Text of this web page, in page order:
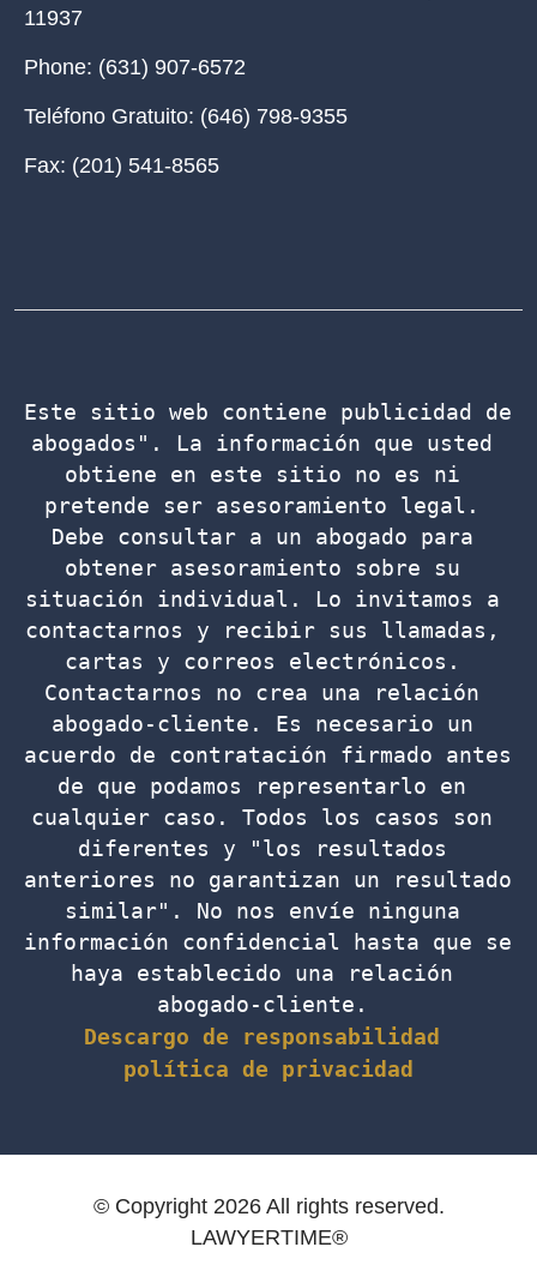
11937
Phone: (631) 907-6572
Teléfono Gratuito: (646) 798-9355
Fax: (201) 541-8565
Este sitio web contiene publicidad de
abogados". La información que usted
obtiene en este sitio no es ni
pretende ser asesoramiento legal.
Debe consultar a un abogado para
obtener asesoramiento sobre su
situación individual. Lo invitamos a
contactarnos y recibir sus llamadas,
cartas y correos electrónicos.
Contactarnos no crea una relación
abogado-cliente. Es necesario un
acuerdo de contratación firmado antes
de que podamos representarlo en
cualquier caso. Todos los casos son
diferentes y "los resultados
anteriores no garantizan un resultado
similar". No nos envíe ninguna
información confidencial hasta que se
haya establecido una relación
abogado-cliente.
Descargo de responsabilidad
política de privacidad
© Copyright 2026 All rights reserved.
LAWYERTIME®